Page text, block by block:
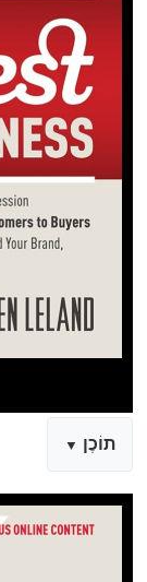
תוֹכֶן